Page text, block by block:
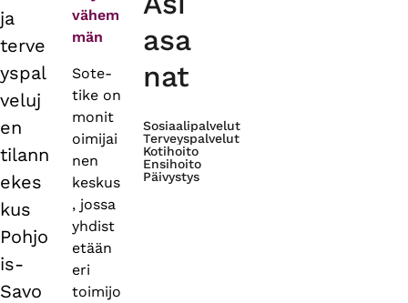
ja
terve
yspal
veluj
en
tilann
ekes
kus
Pohjo
is-
Savo
vähem
män
Sote-
tike on
monit
oimijai
nen
keskus
, jossa
yhdist
etään
eri
toimijo
asa
nat
Sosiaalipalvelut
Terveyspalvelut
Kotihoito
Ensihoito
Päivystys